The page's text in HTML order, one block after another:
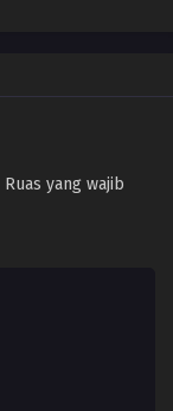
Ruas yang wajib